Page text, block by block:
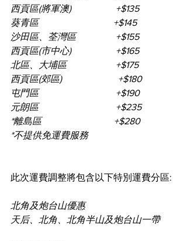
西貢區(將軍澳)                   +$135
葵青區                                +$145
沙田區、荃灣區                 +$155
西貢區(市中心)                   +$165
北區、大埔區                     +$175
西貢區(郊區)                        +$180
屯門區                                 +$190
元朗區                                 +$235
*離島區                               +$280
*不提供免運費服務​
此次運費調整將包含以下特別運費分區:
北角及炮台山優惠
天后、北角、北角半山及炮台山一帶